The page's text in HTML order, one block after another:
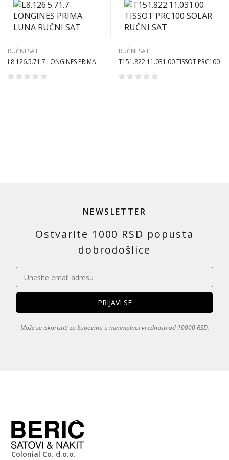
RUČNI SAT
L8.126.5.71.7 LONGINES PRIMA
LUNA RUČNI SAT
RUČNI SAT
T151.822.11.031.00 TISSOT PRC100
SOLAR RUČNI SAT
NEWSLETTER
Ostvarite 1000 RSD popusta
dobrodošlice
Može se iskoristiti za kupovinu u minimalnoj vrednosti od 10000 RSD.
Colonial Co. d.o.o.